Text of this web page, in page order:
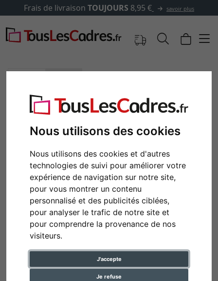
Nous utilisons des cookies
Nous utilisons des cookies et d'autres
technologies de suivi pour améliorer votre
expérience de navigation sur notre site,
pour vous montrer un contenu
personnalisé et des publicités ciblées,
pour analyser le trafic de notre site et
pour comprendre la provenance de nos
visiteurs.
J'accepte
Je refuse
de livraison TOUJOURS8,95 € savoir plus
1,4 mm passe-partout - sur mesure
blanc naturel (254)